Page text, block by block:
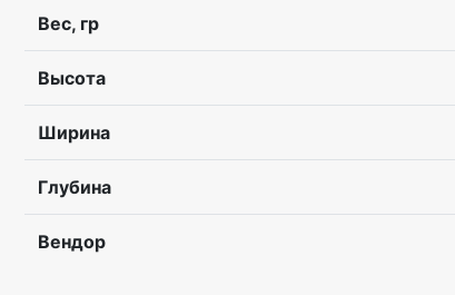
Вес, гр
Высота
Ширина
Глубина
Вендор